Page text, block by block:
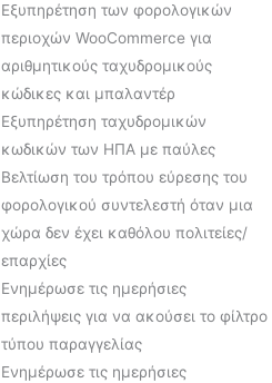
Εξυπηρέτηση των φορολογικών
περιοχών WooCommerce για
αριθμητικούς ταχυδρομικούς
κώδικες και μπαλαντέρ
Εξυπηρέτηση ταχυδρομικών
κωδικών των ΗΠΑ με παύλες
Βελτίωση του τρόπου εύρεσης του
φορολογικού συντελεστή όταν μια
χώρα δεν έχει καθόλου πολιτείες/
επαρχίες
Ενημέρωσε τις ημερήσιες
περιλήψεις για να ακούσει το φίλτρο
τύπου παραγγελίας
Ενημέρωσε τις ημερήσιες